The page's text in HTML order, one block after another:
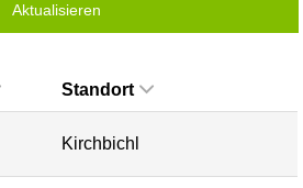
Aktualisieren
Standort
Kirchbichl